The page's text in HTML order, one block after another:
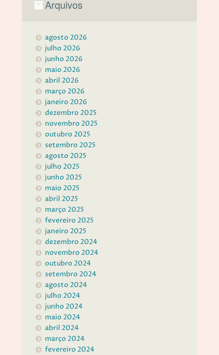
Arquivos
agosto 2026
julho 2026
junho 2026
maio 2026
abril 2026
março 2026
janeiro 2026
dezembro 2025
novembro 2025
outubro 2025
setembro 2025
agosto 2025
julho 2025
junho 2025
maio 2025
abril 2025
março 2025
fevereiro 2025
janeiro 2025
dezembro 2024
novembro 2024
outubro 2024
setembro 2024
agosto 2024
julho 2024
junho 2024
maio 2024
abril 2024
março 2024
fevereiro 2024